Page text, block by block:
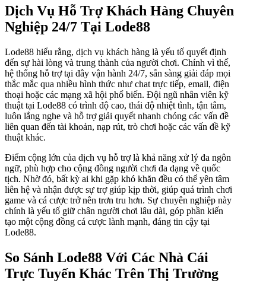
Dịch Vụ Hỗ Trợ Khách Hàng Chuyên
Nghiệp 24/7 Tại Lode88
Lode88 hiểu rằng, dịch vụ khách hàng là yếu tố quyết định
đến sự hài lòng và trung thành của người chơi. Chính vì thế,
hệ thống hỗ trợ tại đây vận hành 24/7, sẵn sàng giải đáp mọi
thắc mắc qua nhiều hình thức như chat trực tiếp, email, điện
thoại hoặc các mạng xã hội phổ biến. Đội ngũ nhân viên kỹ
thuật tại Lode88 có trình độ cao, thái độ nhiệt tình, tận tâm,
luôn lắng nghe và hỗ trợ giải quyết nhanh chóng các vấn đề
liên quan đến tài khoản, nạp rút, trò chơi hoặc các vấn đề kỹ
thuật khác.
Điểm cộng lớn của dịch vụ hỗ trợ là khả năng xử lý đa ngôn
ngữ, phù hợp cho cộng đồng người chơi đa dạng về quốc
tịch. Nhờ đó, bất kỳ ai khi gặp khó khăn đều có thể yên tâm
liên hệ và nhận được sự trợ giúp kịp thời, giúp quá trình chơi
game và cá cược trở nên trơn tru hơn. Sự chuyên nghiệp này
chính là yếu tố giữ chân người chơi lâu dài, góp phần kiến
tạo một cộng đồng cá cược lành mạnh, đáng tin cậy tại
Lode88.
So Sánh Lode88 Với Các Nhà Cái
Trực Tuyến Khác Trên Thị Trường